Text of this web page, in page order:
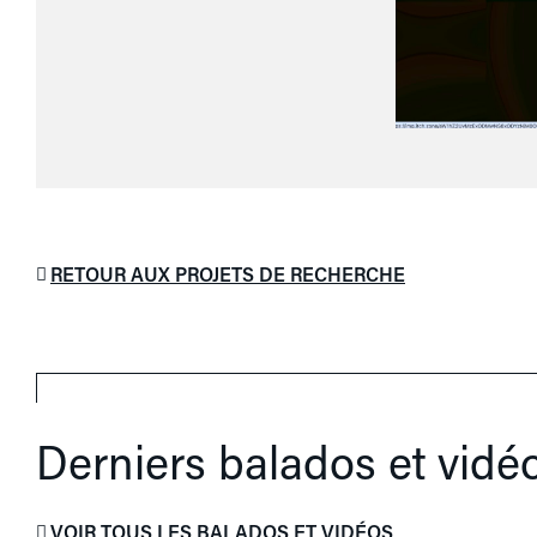
RETOUR AUX PROJETS DE RECHERCHE
Derniers balados et
VOIR TOUS LES BALADOS ET VIDÉOS